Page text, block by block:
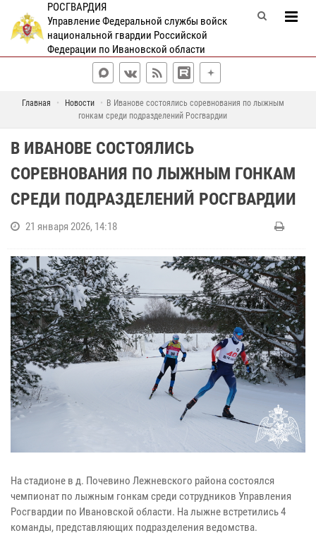
РОСГВАРДИЯ
Управление Федеральной службы войск
национальной гвардии Российской
Федерации по Ивановской области
Главная Новости
В Иванове состоялись соревнования по лыжным
гонкам среди подразделений Росгвардии
В ИВАНОВЕ СОСТОЯЛИСЬ
СОРЕВНОВАНИЯ ПО ЛЫЖНЫМ ГОНКАМ
СРЕДИ ПОДРАЗДЕЛЕНИЙ РОСГВАРДИИ
21 января 2026, 14:18
На стадионе в д. Почевино Лежневского района состоялся
чемпионат по лыжным гонкам среди сотрудников Управления
Росгвардии по Ивановской области. На лыжне встретились 4
команды, представляющих подразделения ведомства.